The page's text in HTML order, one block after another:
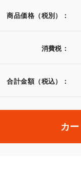
商品価格（税別）：
消費税：
合計金額（税込）：
カ